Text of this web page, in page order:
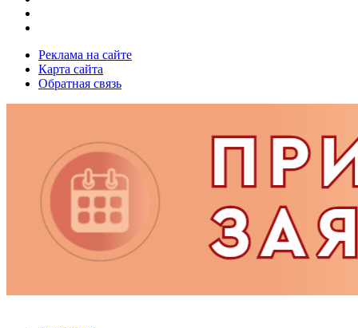
Реклама на сайте
Карта сайта
Обратная связь